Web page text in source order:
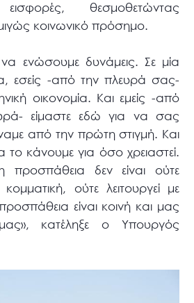
θεσμοθετώντας
κοινωνικό πρόσημο.
ενώσουμε δυνάμεις. Σε μία
εσείς -από την πλευρά σας-
οικονομία. Και εμείς -από
είμαστε εδώ για να σας
από την πρώτη στιγμή. Και
το κάνουμε για όσο χρειαστεί.
προσπάθεια δεν είναι ούτε
ούτε λειτουργεί με
είναι κοινή και μας
κατέληξε ο Υπουργός